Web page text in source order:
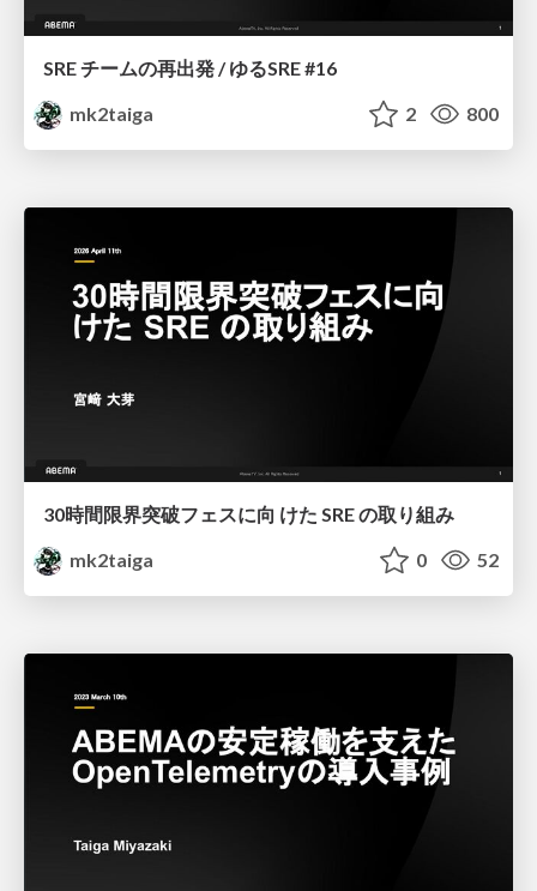
SRE チームの再出発 / ゆるSRE #16
mk2taiga
2 800
30時間限界突破フェスに向 けた SRE の取り組み
mk2taiga
0 52